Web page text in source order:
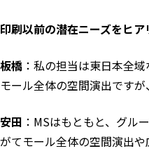
印刷以前の潜在ニーズをヒア
板橋 ：私の担当は東日本全
モール全体の空間演出です
安田 ：MSはもともと、グル
がてモール全体の空間演出